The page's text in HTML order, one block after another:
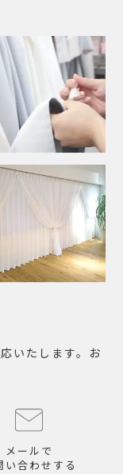
いたします。お
メールで
い合わせする